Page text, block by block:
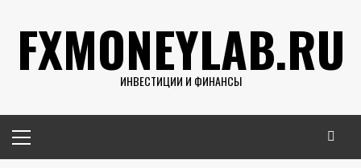
содержимому
FXMONEYLAB.RU
ИНВЕСТИЦИИ И ФИНАНСЫ
меню